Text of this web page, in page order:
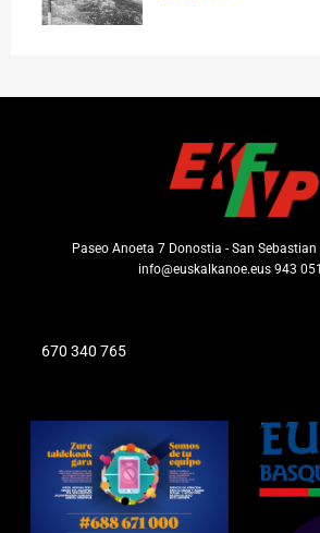
Paseo Anoeta 7 Donostia - San
info@euskalkanoe.eus 943
670 340 765